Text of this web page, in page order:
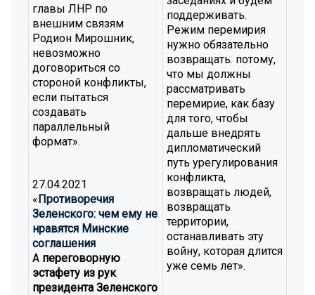
главы ЛНР по
внешним связям
Родион Мирошник,
невозможно
договориться со
стороной конфликты,
если пытаться
создавать
параллельный
формат».
27.04.2021
«Противоречия
Зеленского: чем ему не
нравятся Минские
соглашения
А переговорную
эстафету из рук
президента Зеленского
поддерживать.
Режим перемирия
нужно обязательно
возвращать. потому,
что мы должны
рассматривать
перемирие, как базу
для того, чтобы
дальше внедрять
дипломатический
путь урегулирования
конфликта,
возвращать людей,
возвращать
территории,
останавливать эту
войну, которая длится
уже семь лет».